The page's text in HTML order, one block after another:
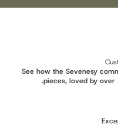
See how the Sevenesy
pieces, loved by